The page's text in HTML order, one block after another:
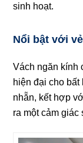
sinh hoạt.
Nổi bật với
Vách ngăn kính
hiện đại cho
nhẵn, kết hợp
ra một cảm giác